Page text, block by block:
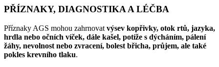
PŘÍZNAKY, DIAGNOSTIKA A LÉČBA
Příznaky AGS mohou zahrnovat výsev kopřivky, otok rtů, jazyka,
hrdla nebo očních víček, dále kašel, potíže s dýcháním, pálení
žáhy, nevolnost nebo zvracení, bolest břicha, průjem, ale také
pokles krevního tlaku.